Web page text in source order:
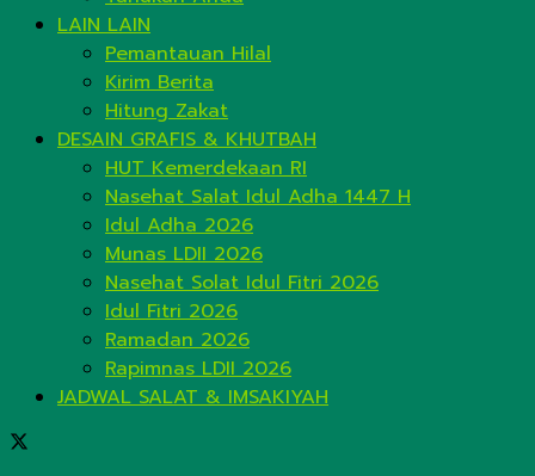
LAIN LAIN
Pemantauan Hilal
Kirim Berita
Hitung Zakat
DESAIN GRAFIS & KHUTBAH
HUT Kemerdekaan RI
Nasehat Salat Idul Adha 1447 H
Idul Adha 2026
Munas LDII 2026
Nasehat Solat Idul Fitri 2026
Idul Fitri 2026
Ramadan 2026
Rapimnas LDII 2026
JADWAL SALAT & IMSAKIYAH